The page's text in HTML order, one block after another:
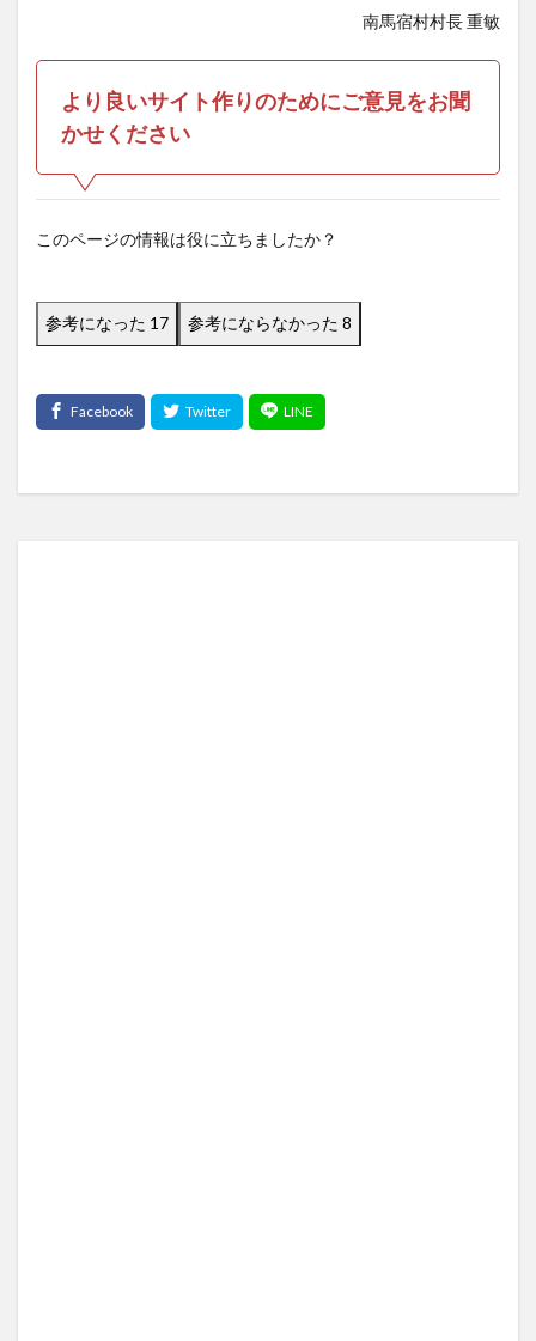
南馬宿村村長 重敏
より良いサイト作りのためにご意見をお聞
かせください
このページの情報は役に立ちましたか？
参考になった 17 参考にならなかった 8